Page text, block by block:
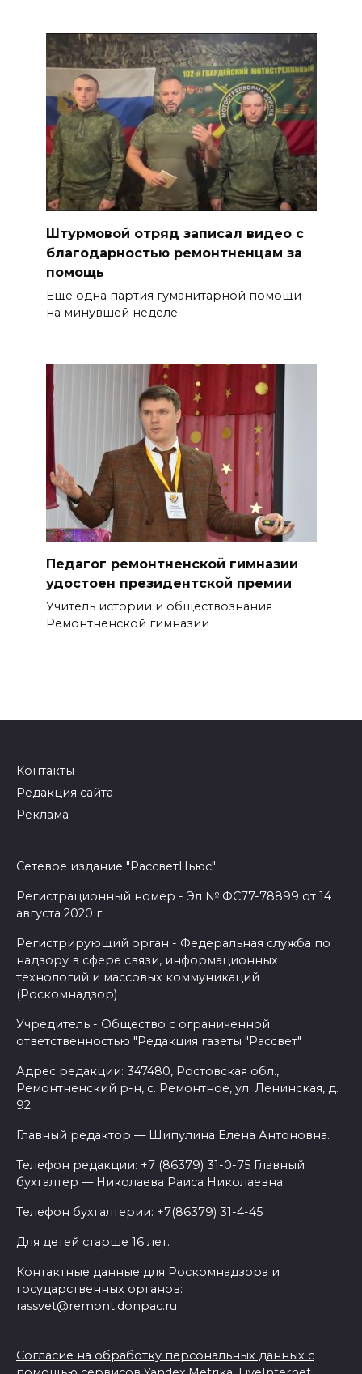
Штурмовой отряд записал видео с
благодарностью ремонтненцам за
помощь
Еще одна партия гуманитарной помощи
на минувшей неделе
Педагог ремонтненской гимназии
удостоен президентской премии
Учитель истории и обществознания
Ремонтненской гимназии
Контакты
Редакция сайта
Реклама
Сетевое издание "РассветНьюс"
Регистрационный номер - Эл № ФС77-78899 от 14
августа 2020 г.
Регистрирующий орган - Федеральная служба по
надзору в сфере связи, информационных
технологий и массовых коммуникаций
(Роскомнадзор)
Учредитель - Общество с ограниченной
ответственностью "Редакция газеты "Рассвет"
Адрес редакции: 347480, Ростовская обл.,
Ремонтненский р-н, с. Ремонтное, ул. Ленинская, д.
92
Главный редактор — Шипулина Елена Антоновна.
Телефон редакции: +7 (86379) 31-0-75 Главный
бухгалтер — Николаева Раиса Николаевна.
Телефон бухгалтерии: +7(86379) 31-4-45
Для детей старше 16 лет.
Контактные данные для Роскомнадзора и
государственных органов:
rassvet@remont.donpac.ru
Согласие на обработку персональных данных с